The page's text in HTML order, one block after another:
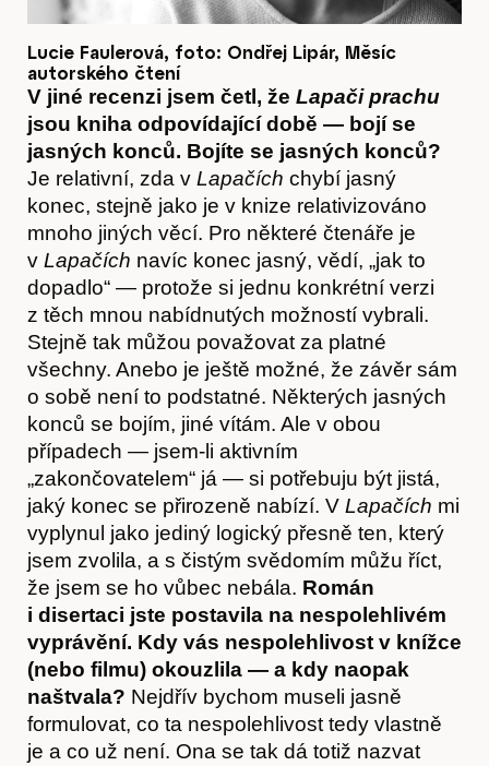
Akce
O nás
Lucie Faulerová, foto: Ondřej Lipár, Měsíc
autorského čtení
V jiné recenzi jsem četl, že Lapači prachu
jsou kniha odpovídající době — bojí se
jasných konců. Bojíte se jasných konců?
Je relativní, zda v Lapačích chybí jasný
konec, stejně jako je v knize relativizováno
mnoho jiných věcí. Pro některé čtenáře je
v Lapačích navíc konec jasný, vědí, „jak to
dopadlo“ — protože si jednu konkrétní verzi
z těch mnou nabídnutých možností vybrali.
Stejně tak můžou považovat za platné
všechny. Anebo je ještě možné, že závěr sám
o sobě není to podstatné. Některých jasných
konců se bojím, jiné vítám. Ale v obou
případech — jsem-li aktivním
„zakončovatelem“ já — si potřebuju být jistá,
jaký konec se přirozeně nabízí. V Lapačích mi
vyplynul jako jediný logický přesně ten, který
jsem zvolila, a s čistým svědomím můžu říct,
že jsem se ho vůbec nebála. Román
i disertaci jste postavila na nespolehlivém
vyprávění. Kdy vás nespolehlivost v knížce
(nebo filmu) okouzlila — a kdy naopak
naštvala? Nejdřív bychom museli jasně
formulovat, co ta nespolehlivost tedy vlastně
je a co už není. Ona se tak dá totiž nazvat